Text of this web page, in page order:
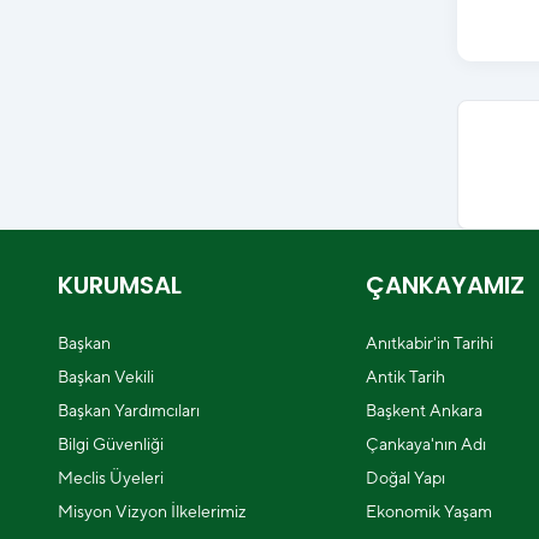
KURUMSAL
Başkan
Başkan Vekili
Başkan Yardımcıları
Bilgi Güvenliği
Meclis Üyeleri
Misyon Vizyon İlkelerimiz
ÇANKAYAMIZ
Anıtkabir'in Tarihi
Antik Tarih
Başkent Ankara
Çankaya'nın Adı
Doğal Yapı
Ekonomik Yaşam